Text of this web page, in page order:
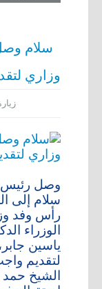
سلام
وزاري
وصل رئيس
سلام إلى
رأس وفد
الوزراء
ياسين
لتقديم
الشيخ حمد